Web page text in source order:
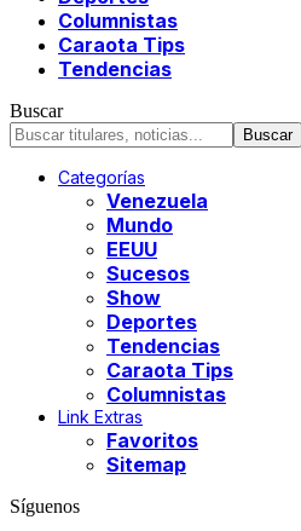
Columnistas
Caraota Tips
Tendencias
Buscar
Categorías
Venezuela
Mundo
EEUU
Sucesos
Show
Deportes
Tendencias
Caraota Tips
Columnistas
Link Extras
Favoritos
Sitemap
Síguenos